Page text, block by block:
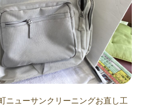
ニューサンクリーニングお直し工